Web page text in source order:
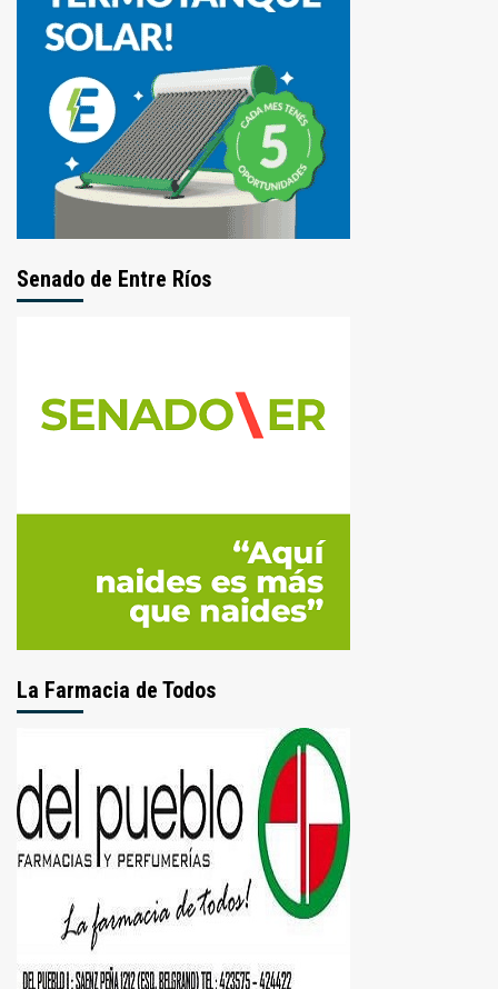
Senado de Entre Ríos
La Farmacia de Todos